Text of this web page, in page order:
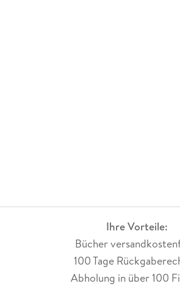
Ihre Vorteile:
Bücher
100 Tage
Abholung in über 100